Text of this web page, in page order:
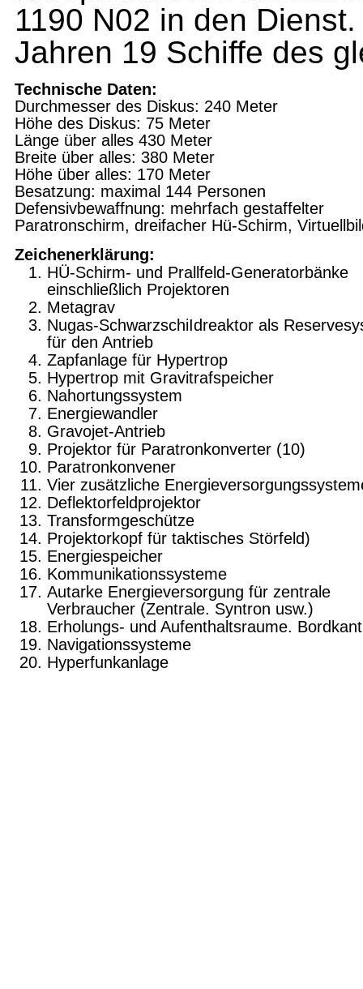
1190 N02 in den
Jahren 19 Schiffe des
Technische Daten:
Durchmesser des Diskus: 240 Meter
Höhe des Diskus: 75 Meter
Länge über alles 430 Meter
Breite über alles: 380 Meter
Höhe über alles: 170 Meter
Besatzung: maximal 144 Personen
Defensivbewaffnung: mehrfach gestaffelter
Paratronschirm, dreifacher Hü-Schirm,
Zeichenerklärung:
HÜ-Schirm- und Prallfeld-Generatorbänke
einschließlich Projektoren
Metagrav
Nugas-SchwarzschiIdreaktor als
für den Antrieb
Zapfanlage für Hypertrop
Hypertrop mit Gravitrafspeicher
Nahortungssystem
Energiewandler
Gravojet-Antrieb
Projektor für Paratronkonverter (10)
Paratronkonvener
Vier zusätzliche
Deflektorfeldprojektor
Transformgeschütze
Projektorkopf für taktisches Störfeld)
Energiespeicher
Kommunikationssysteme
Autarke Energieversorgung für zentrale
Verbraucher (Zentrale. Syntron usw.)
Erholungs- und Aufenthaltsraume.
Navigationssysteme
Hyperfunkanlage